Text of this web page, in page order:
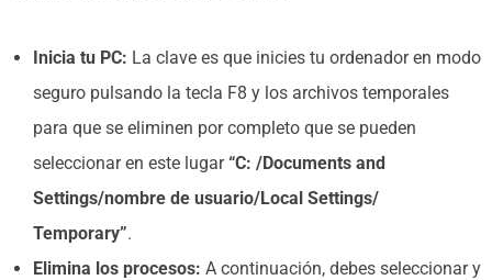
Inicia tu PC: La clave es que inicies tu ordenador en modo
seguro pulsando la tecla F8 y los archivos temporales
para que se eliminen por completo que se pueden
seleccionar en este lugar“C: /Documents and
Settings/nombre de usuario/Local Settings/
Temporary”.
Elimina los procesos: A continuación, debes seleccionar y